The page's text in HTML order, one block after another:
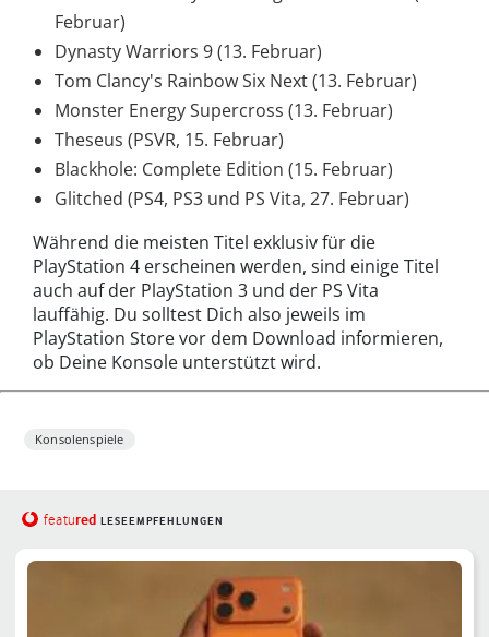
Februar)
Dynasty Warriors 9 (13. Februar)
Tom Clancy's Rainbow Six Next (13. Februar)
Monster Energy Supercross (13. Februar)
Theseus (PSVR, 15. Februar)
Blackhole: Complete Edition (15. Februar)
Glitched (PS4, PS3 und PS Vita, 27. Februar)
Während die meisten Titel exklusiv für die
PlayStation 4 erscheinen werden, sind einige Titel
auch auf der PlayStation 3 und der PS Vita
lauffähig. Du solltest Dich also jeweils im
PlayStation Store vor dem Download informieren,
ob Deine Konsole unterstützt wird.
Konsolenspiele
featured LESEEMPFEHLUNGEN